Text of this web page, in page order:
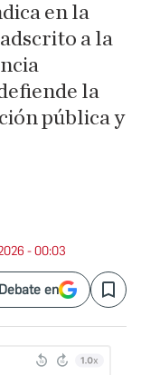
en la
a la
la
pública y
- 00:03
en Save